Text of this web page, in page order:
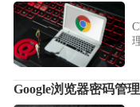
Google浏览器密码管